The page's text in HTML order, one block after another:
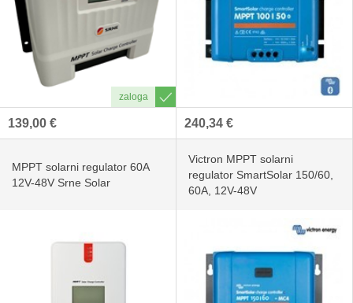
139,00 € 240,34 €
MPPT solarni regulator 60A
12V-48V Srne Solar
Victron MPPT solarni
regulator SmartSolar 150/60,
60A, 12V-48V